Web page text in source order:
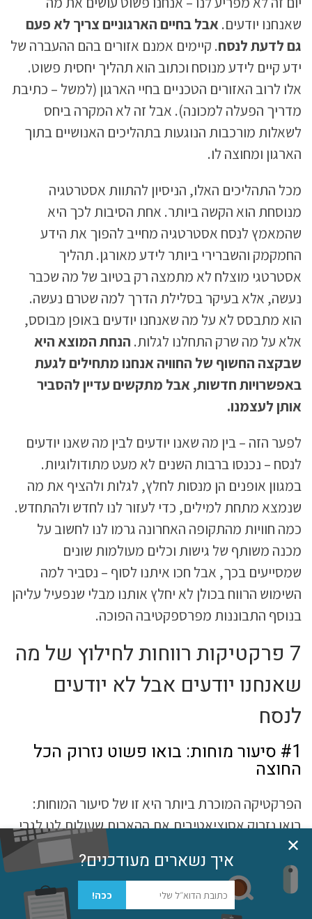
שאנחנו יודעים. אבל בחיים הארגוניים צריך לא פעם
גם לדעת לנסח. קיימים אמנם אזורים בהם ההעברה של
ידע קיים לידע מנוסח וכתוב הוא תהליך יחסית פשוט.
אלו לרוב האזורים הטכניים בחיי הארגון (למשל – כתיבת
מדריך הפעלה למכונה). אבל זה לא המקרה ביחס
לשאלות מורכבות הנוגעות בתהליכים האנושיים בתוך
הארגון ומחוצה לו.
מכל התהליכים האלו, הניסיון להתוות אסטרטגיה
מנוסחת הוא הקשה ביותר. אחת הסיבות לכך היא
שהמאמץ לנסח אסטרטגיה מחייב להפוך את הידע
החמקמק והשברירי ביותר לידע מאורגן. תהליך
אסטרטגי מוצלח לא מתמצה רק בטיוב של מה שכבר
נעשה, אלא בעיקר בסלילת הדרך למה שטרם נעשה.
הוא מתבסס לא על מה שאנחנו יודעים באופן מבוסס,
אלא על מה שרק התחלנו לגלות. הנחת המוצא היא
שבקצה החשוף של החוויה אנחנו מתחילים לגעת
באפשרויות חדשות, אבל מתקשים עדיין להסביר
אותן לעצמנו.
לפער הזה – בין מה שאנו יודעים לבין מה שאנו יודעים
לנסח – נכנסו ברבות השנים לא מעט מתודולוגיות.
במגוון אופנים הן מנסות לחלץ, לגלות ולהציף את מה
שנמצא מתחת למילים, כדי לעזור לנו לחדש ולהתחדש.
כמה חוויות מהתקופה האחרונה גרמו לנו לחשוב על
מכנה משותף של גישות וכלים מעולמות שונים
שמסייעים בכך, אבל חכו איתנו לסוף – נסביר למה
השימוש הרווח בכולן לא יחלץ אותנו מבלי שנפעיל עליהן
בנוסף התבוננות מפרספקטיבה הפוכה.
7 פרקטיקות רווחות לחילוץ של מה
שאנחנו יודעים אבל לא יודעים
לנסח
#1 סיעור מוחות: בואו פשוט נזרוק הכל
החוצה
הפרקטיקה המוכרת ביותר היא זו של סיעור המוחות:
בואו נזרוק אסוציאטיבית את ההארות שעולות לנו לגבי
הסוגיה, ורצוי שגם נרשום אותן על הלוח. לקלאסיקה
המוכרת של שמש אסוציאציות הצטרפו עם השנים כלים
טכנולוגיים מעולם פתקי ה-post-it וה-mind
mapping שמאפשרים לקבץ סוגיות נושאיות יחד וגם
✕
איך נשארים מעודכנים?
ככה!